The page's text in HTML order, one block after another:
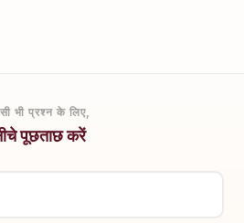
भी प्रश्न के लिए,
पूछताछ करें